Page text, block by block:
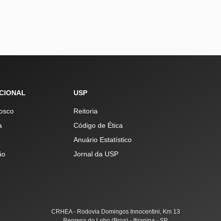
USP
Reitoria
Código de Ética
Anuário Estatístico
Jornal da USP
CRHEA - Rodovia Domingos Innocentini, Km 13